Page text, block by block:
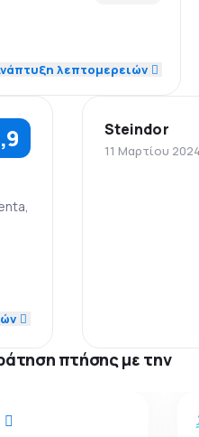
5,0
λεπτομερειών
5,0
5,0
4,0
Steindor
11 Μαρτίου
πτήσης με την